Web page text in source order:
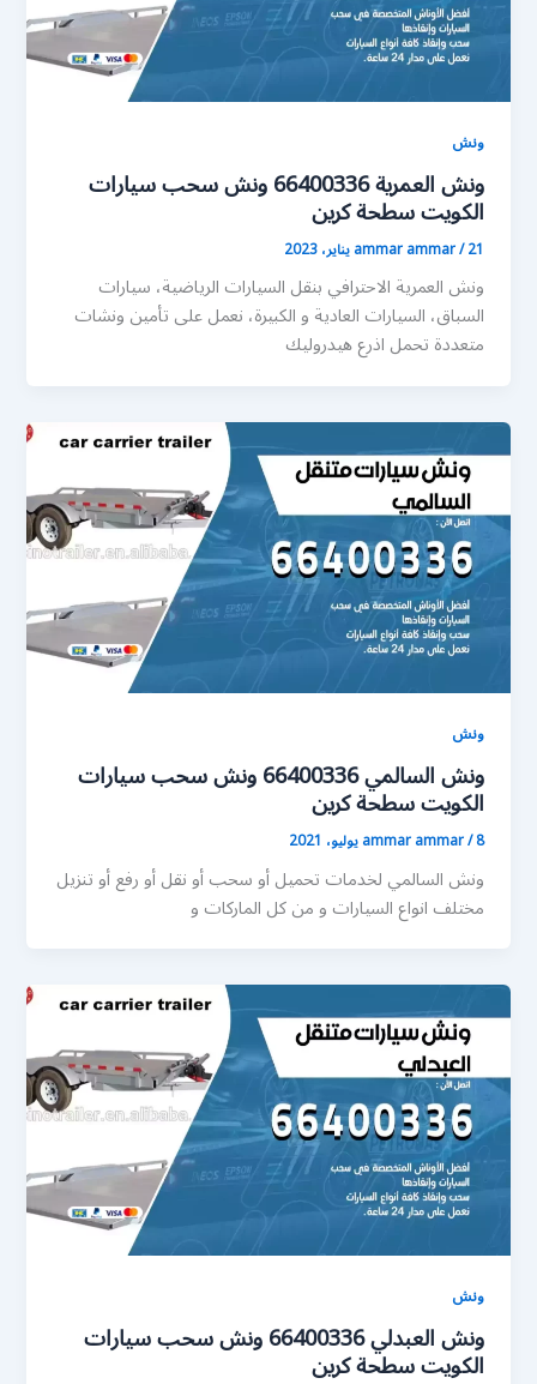
ونش
ونش العمرية 66400336 ونش سحب سيارات
الكويت سطحة كرين
ammar ammar/21 يناير، 2023
ونش العمرية الاحترافي بنقل السيارات الرياضية، سيارات
السباق، السيارات العادية و الكبيرة، نعمل على تأمين ونشات
متعددة تحمل اذرع هيدروليك
ونش
ونش السالمي 66400336 ونش سحب سيارات
الكويت سطحة كرين
ammar ammar/8 يوليو، 2021
ونش السالمي لخدمات تحميل أو سحب أو نقل أو رفع أو تنزيل
مختلف انواع السيارات و من كل الماركات و
ونش
ونش العبدلي 66400336 ونش سحب سيارات
الكويت سطحة كرين